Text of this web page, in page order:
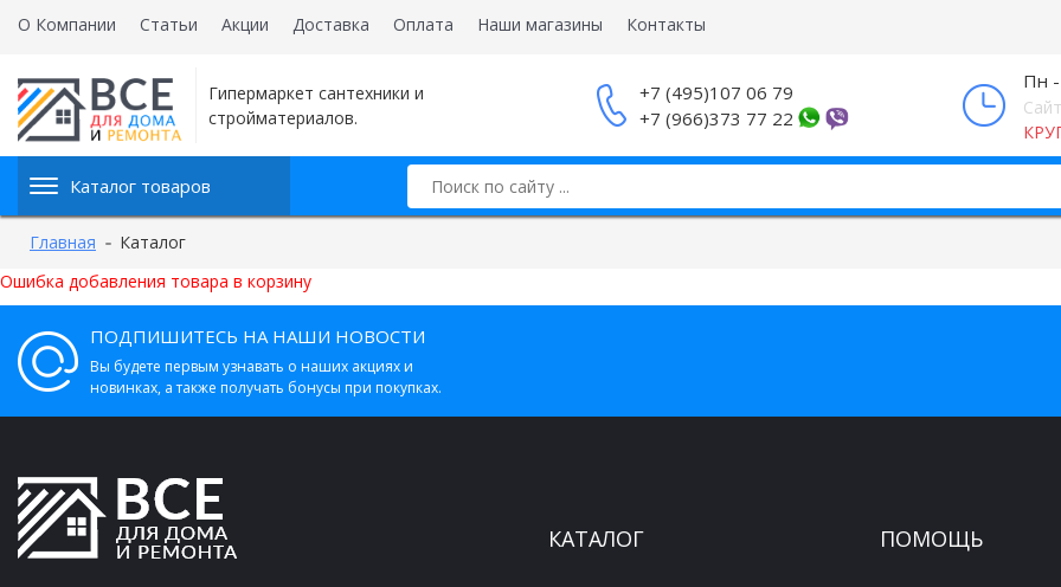
О Компании Статьи Акции Доставка Оплата Наши магазины Контакты
Гипермаркет сантехники и
стройматериалов.
+7 (495)107 06 79
+7 (966)373 77 22
Пн
Каталог товаров
Главная
Каталог
Ошибка добавления товара в корзину
ПОДПИШИТЕСЬ НА НАШИ НОВОСТИ
Вы будете первым узнавать о наших акциях и
новинках, а также получать бонусы при покупках.
КАТАЛОГ ПОМОЩЬ